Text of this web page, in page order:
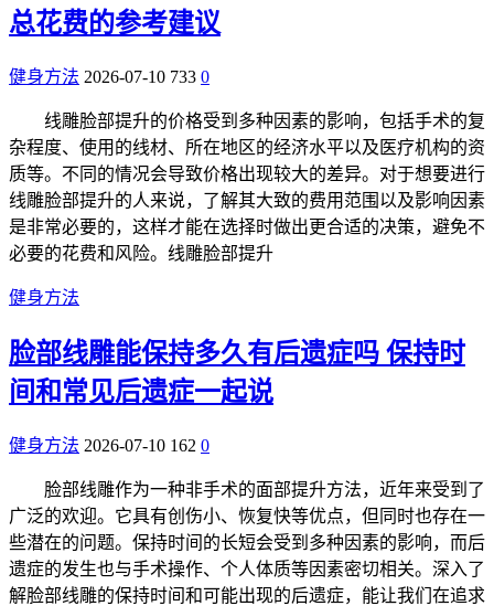
总花费的参考建议
健身方法 2026-07-10 733 0
线雕脸部提升的价格受到多种因素的影响，包括手术的复
杂程度、使用的线材、所在地区的经济水平以及医疗机构的资
质等。不同的情况会导致价格出现较大的差异。对于想要进行
线雕脸部提升的人来说，了解其大致的费用范围以及影响因素
是非常必要的，这样才能在选择时做出更合适的决策，避免不
必要的花费和风险。线雕脸部提升
健身方法
脸部线雕能保持多久有后遗症吗 保持时
间和常见后遗症一起说
健身方法 2026-07-10 162 0
脸部线雕作为一种非手术的面部提升方法，近年来受到了
广泛的欢迎。它具有创伤小、恢复快等优点，但同时也存在一
些潜在的问题。保持时间的长短会受到多种因素的影响，而后
遗症的发生也与手术操作、个人体质等因素密切相关。深入了
解脸部线雕的保持时间和可能出现的后遗症，能让我们在追求